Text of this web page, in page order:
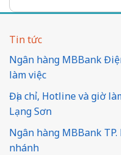
Tin tức
Ngân hàng MBBank
làm việc
Địa chỉ, Hotline và giờ
Lạng Sơn
Ngân hàng MBBank
nhánh